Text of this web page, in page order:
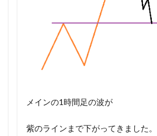
メインの1時間足の波が
紫のラインまで下がってきました。